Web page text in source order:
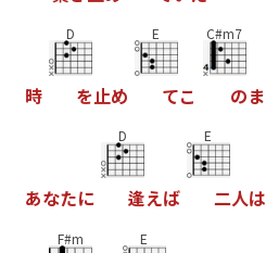
時
D
を止め
E
てこ
C#m7
のま
あなたに
D
逢えば
E
二人は
F#m E